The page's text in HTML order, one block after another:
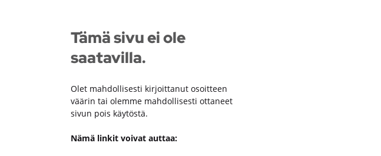
Tämä sivu ei ole
saatavilla.
Olet mahdollisesti kirjoittanut osoitteen
väärin tai olemme mahdollisesti ottaneet
sivun pois käytöstä.
Nämä linkit voivat auttaa: